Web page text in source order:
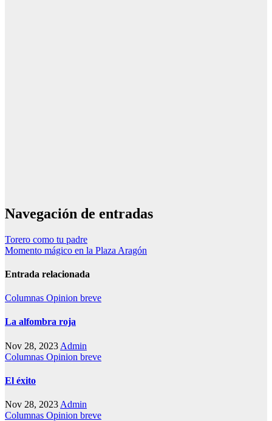
Navegación de entradas
Torero como tu padre
Momento mágico en la Plaza Aragón
Entrada relacionada
Columnas Opinion breve
La alfombra roja
Nov 28, 2023 Admin
Columnas Opinion breve
El éxito
Nov 28, 2023 Admin
Columnas Opinion breve